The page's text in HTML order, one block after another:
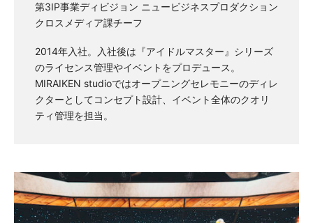
第3IP事業ディビジョン ニュービジネスプロダクション
クロスメディア課チーフ
2014年入社。入社後は『アイドルマスター』シリーズ
のライセンス管理やイベントをプロデュース。
MIRAIKEN studioではオープニングセレモニーのディレ
クターとしてコンセプト設計、イベント全体のクオリ
ティ管理を担当。